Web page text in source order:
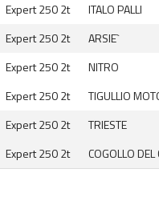
Expert 250 2t ITALO PALLI
Expert 250 2t ARSIE`
Expert 250 2t NITRO
Expert 250 2t TIGULLIO
Expert 250 2t TRIESTE
Expert 250 2t COGOLLO DEL